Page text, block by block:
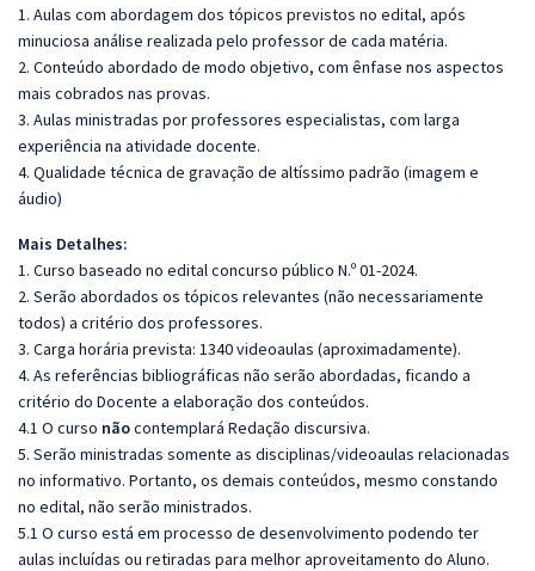
1. Aulas com abordagem dos tópicos previstos no edital, após
minuciosa análise realizada pelo professor de cada matéria.
2. Conteúdo abordado de modo objetivo, com ênfase nos aspectos
mais cobrados nas provas.
3. Aulas ministradas por professores especialistas, com larga
experiência na atividade docente.
4. Qualidade técnica de gravação de altíssimo padrão (imagem e
áudio)
Mais Detalhes:
1. Curso baseado no edital concurso público N.º 01-2024.
2. Serão abordados os tópicos relevantes (não necessariamente
todos) a critério dos professores.
3. Carga horária prevista: 1340 videoaulas (aproximadamente).
4. As referências bibliográficas não serão abordadas, ficando a
critério do Docente a elaboração dos conteúdos.
4.1 O curso nãocontemplará Redação discursiva.
5. Serão ministradas somente as disciplinas/videoaulas relacionadas
no informativo. Portanto, os demais conteúdos, mesmo constando
no edital, não serão ministrados.
5.1 O curso está em processo de desenvolvimento podendo ter
aulas incluídas ou retiradas para melhor aproveitamento do Aluno.